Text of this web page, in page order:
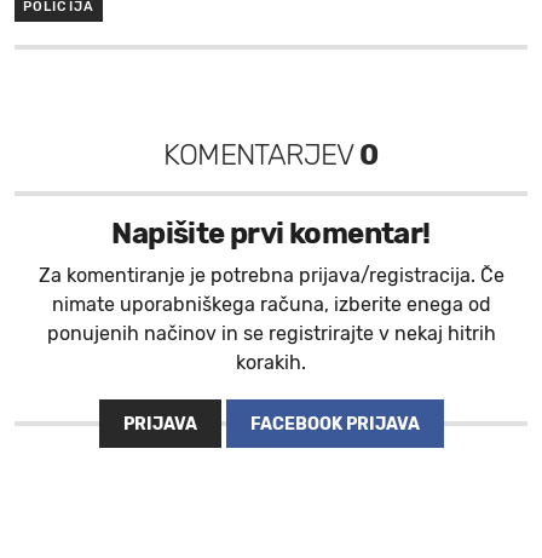
POLICIJA
KOMENTARJEV0
Napišite prvi komentar!
Za komentiranje je potrebna prijava/registracija. Če
nimate uporabniškega računa, izberite enega od
ponujenih načinov in se registrirajte v nekaj hitrih
korakih.
PRIJAVA FACEBOOK PRIJAVA